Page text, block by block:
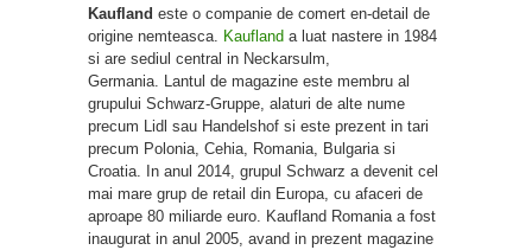
Kaufland este o companie de comert en-detail de
origine nemteasca. Kaufland a luat nastere in 1984
si are sediul central in Neckarsulm,
Germania. Lantul de magazine este membru al
grupului Schwarz-Gruppe, alaturi de alte nume
precum Lidl sau Handelshof si este prezent in tari
precum Polonia, Cehia, Romania, Bulgaria si
Croatia. In anul 2014, grupul Schwarz a devenit cel
mai mare grup de retail din Europa, cu afaceri de
aproape 80 miliarde euro. Kaufland Romania a fost
inaugurat in anul 2005, avand in prezent magazine